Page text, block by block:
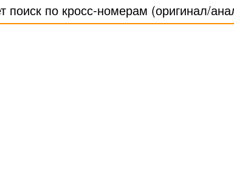
поиск по кросс-номерам (оригинал/